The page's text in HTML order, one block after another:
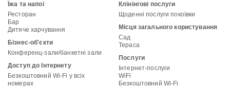
Їжа та напої
Ресторан
Бар
Дитяче харчування
Бізнес-об'єкти
Конференц-зали/банкетні зали
Доступ до Інтернету
Безкоштовний Wi-Fi у всіх
номерах
Клінінгові послуги
Щоденні послуги покоївки
Місця загального користування
Сад
Тераса
Послуги
Інтернет-послуги
WiFi
Безкоштовний Wi-Fi